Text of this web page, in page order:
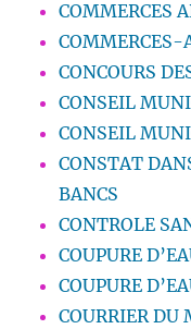
COMMERCES
COMMERCES-
CONCOURS
CONSEIL
CONSEIL
CONSTAT
BANCS
CONTROLE
COUPURE
COUPURE
COURRIER DU